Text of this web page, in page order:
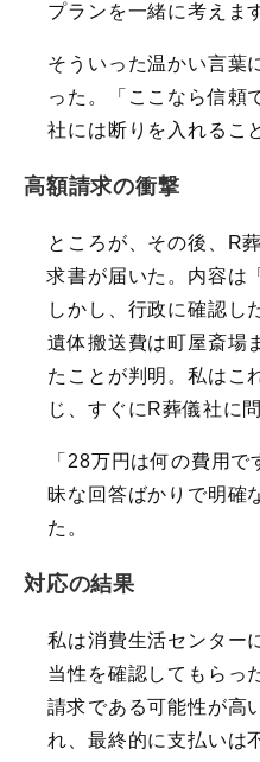
プランを一緒に考えま
そういった温かい言葉
った。「ここなら信頼
社には断りを入れるこ
高額請求の衝撃
ところが、その後、R
求書が届いた。内容は
しかし、行政に確認し
遺体搬送費は町屋斎場
たことが判明。私はこ
じ、すぐにR葬儀社に
「28万円は何の費用
昧な回答ばかりで明確
た。
対応の結果
私は消費生活センター
当性を確認してもらっ
請求である可能性が高
れ、最終的に支払いは